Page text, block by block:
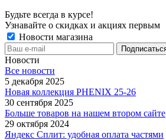
Будьте всегда в курсе!
Узнавайте о скидках и акциях первым
Новости магазина
Новости
Все новости
5 декабря 2025
Новая коллекция PHENIX 25-26
30 сентября 2025
Больше товаров на нашем втором сайте
29 октября 2024
Яндекс Сплит: удобная оплата частями